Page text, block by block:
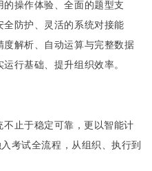
操作体验、全面的题型支
防护、灵活的系统对接能
解析、自动运算与完整数据
行基础、提升组织效率。
止于稳定可靠，更以智能计
考试全流程，从组织、执行到